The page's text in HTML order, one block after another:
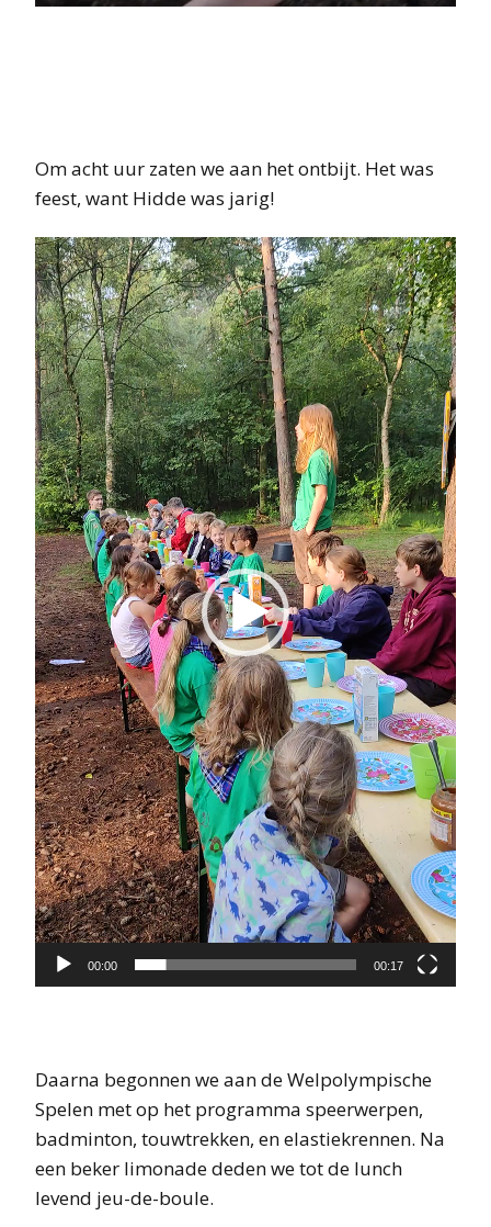
Om acht uur zaten we aan het ontbijt. Het was
feest, want Hidde was jarig!
Videospeler
00:00 00:17
Daarna begonnen we aan de Welpolympische
Spelen met op het programma speerwerpen,
badminton, touwtrekken, en elastiekrennen. Na
een beker limonade deden we tot de lunch
levend jeu-de-boule.